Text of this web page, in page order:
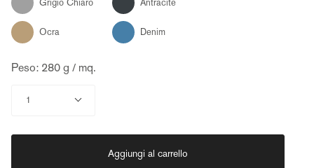
Grigio
Chiaro
Antracite
Ocra Denim
Peso: 280 g / mq.
1
Aggiungi al carrello